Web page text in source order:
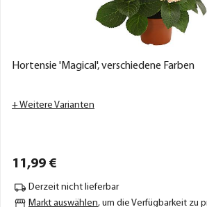
Hortensie 'Magical', verschiedene Farben
+ Weitere Varianten
11,99 €
Derzeit nicht lieferbar
Markt auswählen, um die Verfügbarkeit zu